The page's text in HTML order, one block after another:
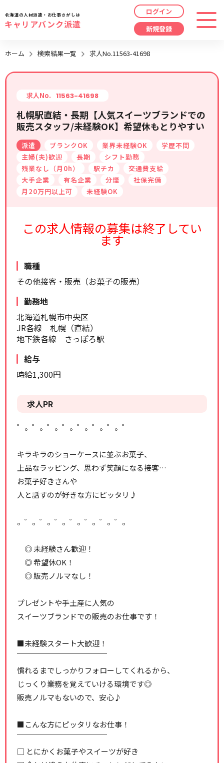
職種 指定なし
給与 時給/日給/月給から選択
こだわり 指定なし
キーワード 指定なし
リセット 検索する
最近見た求人
最近利用した検索条件
検索履歴はありません。
北海道の人材派遣・お仕事さがしは
キャリアバンク派遣
ログイン
新規登録
ホーム 検索結果一覧 求人No.11563-41698
求人No. 11563-41698
札幌駅直結・長期【人気スイーツブランドでの
販売スタッフ/未経験OK】希望休もとりやすい
派遣 ブランクOK 業界未経験OK
学歴不問
主婦(夫)歓迎
長期
シフト勤務
残業なし（月0h）
駅チカ
交通費支給
大手企業
有名企業 分煙
社保完備
月20万円以上可
未経験OK
この求人情報の募集は終了してい
ます
職種
その他接客・販売（お菓子の販売）
勤務地
北海道札幌市中央区
JR各線 札幌（直結）
地下鉄各線 さっぽろ駅
給与
時給1,300円
求人PR
゜。゜。゜。゜。゜。゜。゜。゜
キラキラのショーケースに並ぶお菓子、
上品なラッピング、思わず笑顔になる接客…
お菓子好きさんや
人と話すのが好きな方にピッタリ♪
。゜。゜。゜。゜。゜。゜。゜。
◎ 未経験さん歓迎！
◎ 希望休OK！
◎ 販売ノルマなし！
プレゼントや手土産に人気の
スイーツブランドでの販売のお仕事です！
■未経験スタート大歓迎！
￣￣￣￣￣￣￣￣￣￣￣￣
慣れるまでしっかりフォローしてくれるから、
じっくり業務を覚えていける環境です◎
販売ノルマもないので、安心♪
■こんな方にピッタリなお仕事！
￣￣￣￣￣￣￣￣￣￣￣￣
□ とにかくお菓子やスイーツが好き